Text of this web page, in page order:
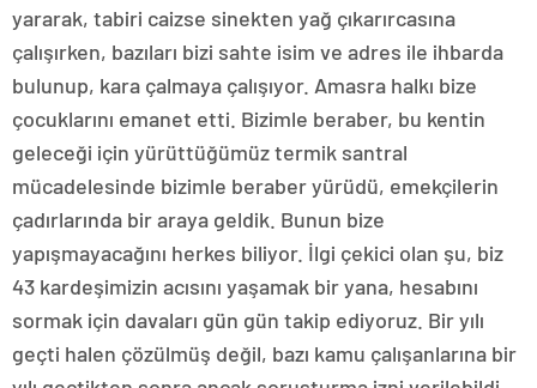
yararak, tabiri caizse sinekten yağ çıkarırcasına
çalışırken, bazıları bizi sahte isim ve adres ile ihbarda
bulunup, kara çalmaya çalışıyor. Amasra halkı bize
çocuklarını emanet etti. Bizimle beraber, bu kentin
geleceği için yürüttüğümüz termik santral
mücadelesinde bizimle beraber yürüdü, emekçilerin
çadırlarında bir araya geldik. Bunun bize
yapışmayacağını herkes biliyor. İlgi çekici olan şu, biz
43 kardeşimizin acısını yaşamak bir yana, hesabını
sormak için davaları gün gün takip ediyoruz. Bir yılı
geçti halen çözülmüş değil, bazı kamu çalışanlarına bir